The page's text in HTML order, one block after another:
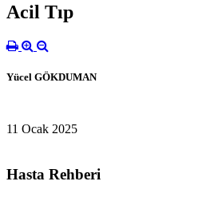
Acil Tıp
Yücel GÖKDUMAN
11 Ocak 2025
Hasta Rehberi